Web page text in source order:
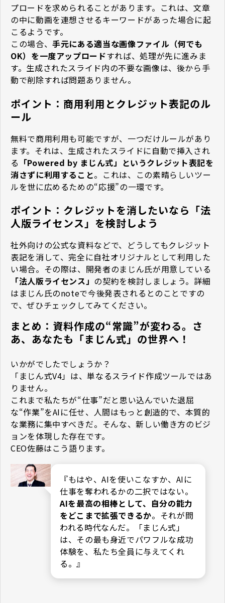
プロードを求められることがあります。これは、文章
の中に動画を連想させるキーワードがあった場合に起
こるようです。
この場合、手元にある適当な画像ファイル（何でも
OK）を一度アップロードすれば、処理が先に進みま
す。生成されたスライド内の不要な画像は、後から手
動で削除すれば問題ありません。
ポイント：商用利用とクレジット表記のル
ール
無料で商用利用も可能ですが、一つだけルールがあり
ます。それは、生成されたスライドに自動で挿入され
る 「Powered by まじん式」というクレジット表記を
消さずに利用すること。これは、この素晴らしいツー
ルを世に広めるための“応援”の一環です。
ポイント：クレジットを消したいなら「法
人版ライセンス」を検討しよう
社外向けの公式な資料などで、どうしてもクレジット
表記を消して、完全に自社オリジナルとして利用した
い場合。その際は、開発者のまじん氏が用意している
「法人版ライセンス」 の契約を検討しましょう。詳細
はまじん氏のnoteで今後発表されるとのことですの
で、ぜひチェックしてみてください。
まとめ：資料作成の“常識”が変わる。さ
あ、あなたも「まじん式」の世界へ！
いかがでしたでしょうか？
「まじん式V4」は、単なるスライド作成ツールではあ
りません。
これまで私たちが“仕事”だと思い込んでいた退屈
な“作業”をAIに任せ、人間はもっと創造的で、本質的
な業務に集中すべきだ――。そんな、新しい働き方のビジ
ョンを体現した存在です。
CEO佐藤はこう語ります。
『もはや、AIを使いこなすか、AIに
仕事を奪われるかの二択ではない。
AIを最高の相棒として、自分の能力
をどこまで拡張できるか。それが問
われる時代なんだ。「まじん式」
は、その最も身近でパワフルな成功
体験を、私たち全員に与えてくれ
る。』